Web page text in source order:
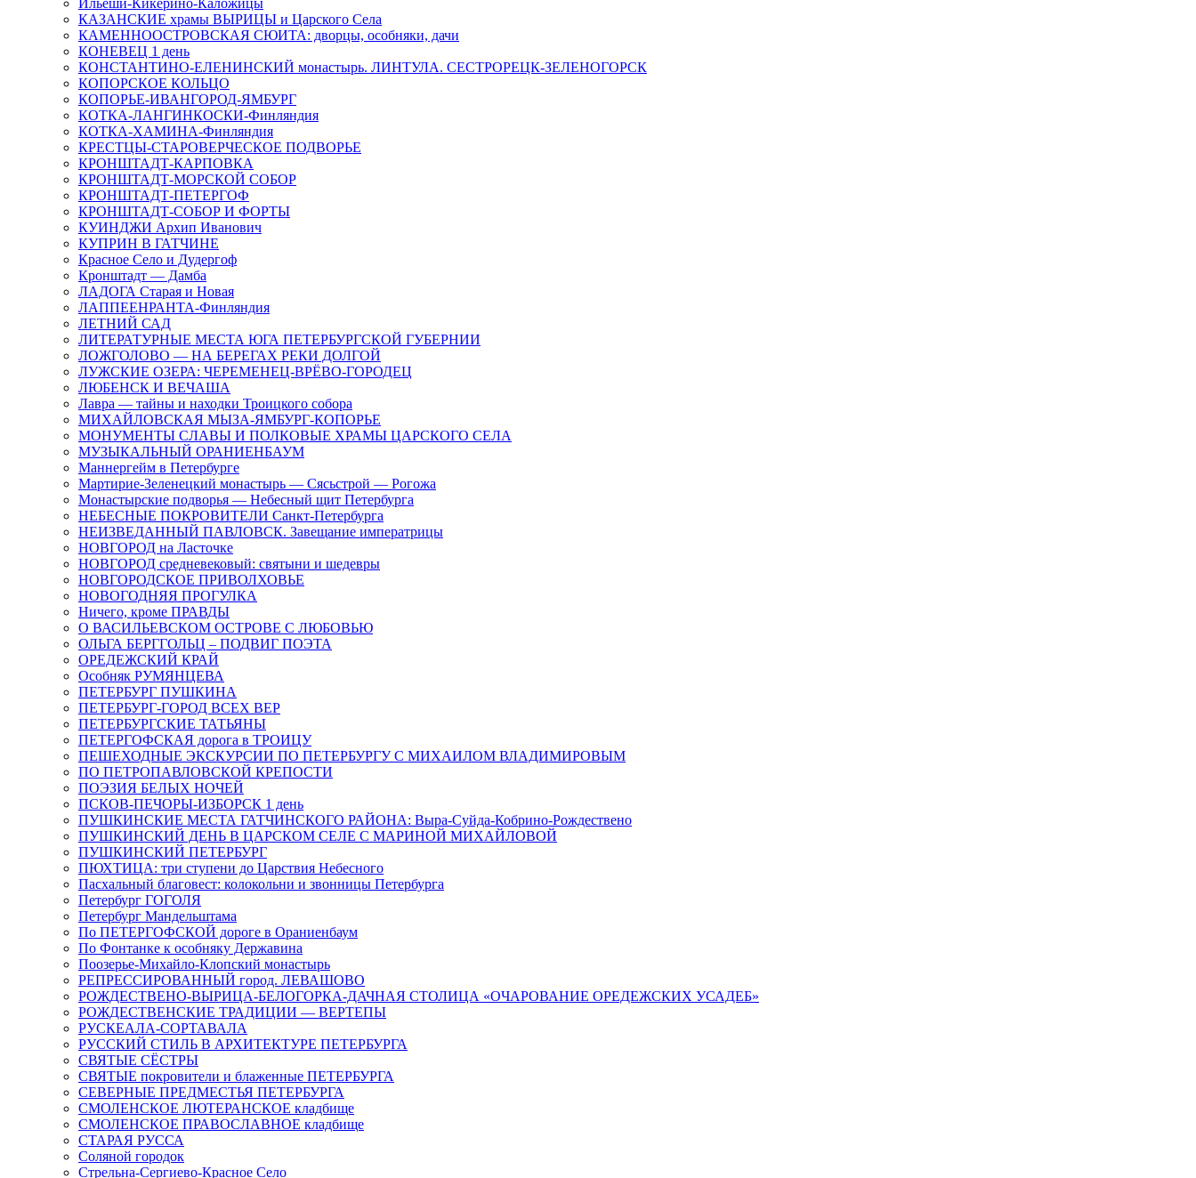
Ильеши-Кикерино-Каложицы
КАЗАНСКИЕ храмы ВЫРИЦЫ и Царского Села
КАМЕННООСТРОВСКАЯ СЮИТА: дворцы, особняки, дачи
КОНЕВЕЦ 1 день
КОНСТАНТИНО-ЕЛЕНИНСКИЙ монастырь. ЛИНТУЛА. СЕСТРОРЕЦК-ЗЕЛЕНОГОРСК
КОПОРСКОЕ КОЛЬЦО
КОПОРЬЕ-ИВАНГОРОД-ЯМБУРГ
КОТКА-ЛАНГИНКОСКИ-Финляндия
КОТКА-ХАМИНА-Финляндия
КРЕСТЦЫ-СТАРОВЕРЧЕСКОЕ ПОДВОРЬЕ
КРОНШТАДТ-КАРПОВКА
КРОНШТАДТ-МОРСКОЙ СОБОР
КРОНШТАДТ-ПЕТЕРГОФ
КРОНШТАДТ-СОБОР И ФОРТЫ
КУИНДЖИ Архип Иванович
КУПРИН В ГАТЧИНЕ
Красное Село и Дудергоф
Кронштадт — Дамба
ЛАДОГА Старая и Новая
ЛАППЕЕНРАНТА-Финляндия
ЛЕТНИЙ САД
ЛИТЕРАТУРНЫЕ МЕСТА ЮГА ПЕТЕРБУРГСКОЙ ГУБЕРНИИ
ЛОЖГОЛОВО — НА БЕРЕГАХ РЕКИ ДОЛГОЙ
ЛУЖСКИЕ ОЗЕРА: ЧЕРЕМЕНЕЦ-ВРЁВО-ГОРОДЕЦ
ЛЮБЕНСК И ВЕЧАША
Лавра — тайны и находки Троицкого собора
МИХАЙЛОВСКАЯ МЫЗА-ЯМБУРГ-КОПОРЬЕ
МОНУМЕНТЫ СЛАВЫ И ПОЛКОВЫЕ ХРАМЫ ЦАРСКОГО СЕЛА
МУЗЫКАЛЬНЫЙ ОРАНИЕНБАУМ
Маннергейм в Петербурге
Мартирие-Зеленецкий монастырь — Сясьстрой — Рогожа
Монастырские подворья — Небесный щит Петербурга
НЕБЕСНЫЕ ПОКРОВИТЕЛИ Санкт-Петербурга
НЕИЗВЕДАННЫЙ ПАВЛОВСК. Завещание императрицы
НОВГОРОД на Ласточке
НОВГОРОД средневековый: святыни и шедевры
НОВГОРОДСКОЕ ПРИВОЛХОВЬЕ
НОВОГОДНЯЯ ПРОГУЛКА
Ничего, кроме ПРАВДЫ
О ВАСИЛЬЕВСКОМ ОСТРОВЕ С ЛЮБОВЬЮ
ОЛЬГА БЕРГГОЛЬЦ – ПОДВИГ ПОЭТА
ОРЕДЕЖСКИЙ КРАЙ
Особняк РУМЯНЦЕВА
ПЕТЕРБУРГ ПУШКИНА
ПЕТЕРБУРГ-ГОРОД ВСЕХ ВЕР
ПЕТЕРБУРГСКИЕ ТАТЬЯНЫ
ПЕТЕРГОФСКАЯ дорога в ТРОИЦУ
ПЕШЕХОДНЫЕ ЭКСКУРСИИ ПО ПЕТЕРБУРГУ С МИХАИЛОМ ВЛАДИМИРОВЫМ
ПО ПЕТРОПАВЛОВСКОЙ КРЕПОСТИ
ПОЭЗИЯ БЕЛЫХ НОЧЕЙ
ПСКОВ-ПЕЧОРЫ-ИЗБОРСК 1 день
ПУШКИНСКИЕ МЕСТА ГАТЧИНСКОГО РАЙОНА: Выра-Суйда-Кобрино-Рождествено
ПУШКИНСКИЙ ДЕНЬ В ЦАРСКОМ СЕЛЕ С МАРИНОЙ МИХАЙЛОВОЙ
ПУШКИНСКИЙ ПЕТЕРБУРГ
ПЮХТИЦА: три ступени до Царствия Небесного
Пасхальный благовест: колокольни и звонницы Петербурга
Петербург ГОГОЛЯ
Петербург Мандельштама
По ПЕТЕРГОФСКОЙ дороге в Ораниенбаум
По Фонтанке к особняку Державина
Поозерье-Михайло-Клопский монастырь
РЕПРЕССИРОВАННЫЙ город. ЛЕВАШОВО
РОЖДЕСТВЕНО-ВЫРИЦА-БЕЛОГОРКА-ДАЧНАЯ СТОЛИЦА «ОЧАРОВАНИЕ ОРЕДЕЖСКИХ УСАДЕБ»
РОЖДЕСТВЕНСКИЕ ТРАДИЦИИ — ВЕРТЕПЫ
РУСКЕАЛА-СОРТАВАЛА
РУССКИЙ СТИЛЬ В АРХИТЕКТУРЕ ПЕТЕРБУРГА
СВЯТЫЕ СЁСТРЫ
СВЯТЫЕ покровители и блаженные ПЕТЕРБУРГА
СЕВЕРНЫЕ ПРЕДМЕСТЬЯ ПЕТЕРБУРГА
СМОЛЕНСКОЕ ЛЮТЕРАНСКОЕ кладбище
СМОЛЕНСКОЕ ПРАВОСЛАВНОЕ кладбище
СТАРАЯ РУССА
Соляной городок
Стрельна-Сергиево-Красное Село